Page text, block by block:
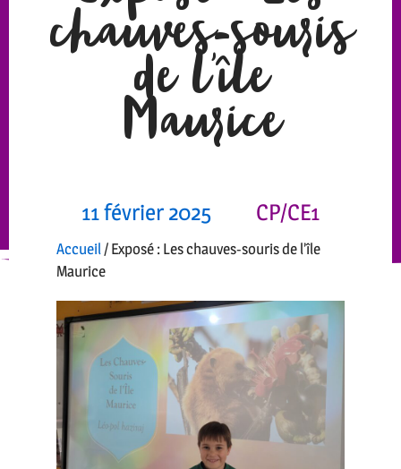
chauves-souris
de l’île
Maurice
11 février 2025 CP/CE1
Accueil / Exposé : Les chauves-souris de l’île
Maurice